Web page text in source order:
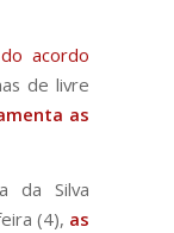
acordo
de livre
as
da Silva
(4), as